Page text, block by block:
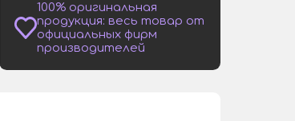
100% оригинальная
продукция: весь товар от
официальных фирм
производителей